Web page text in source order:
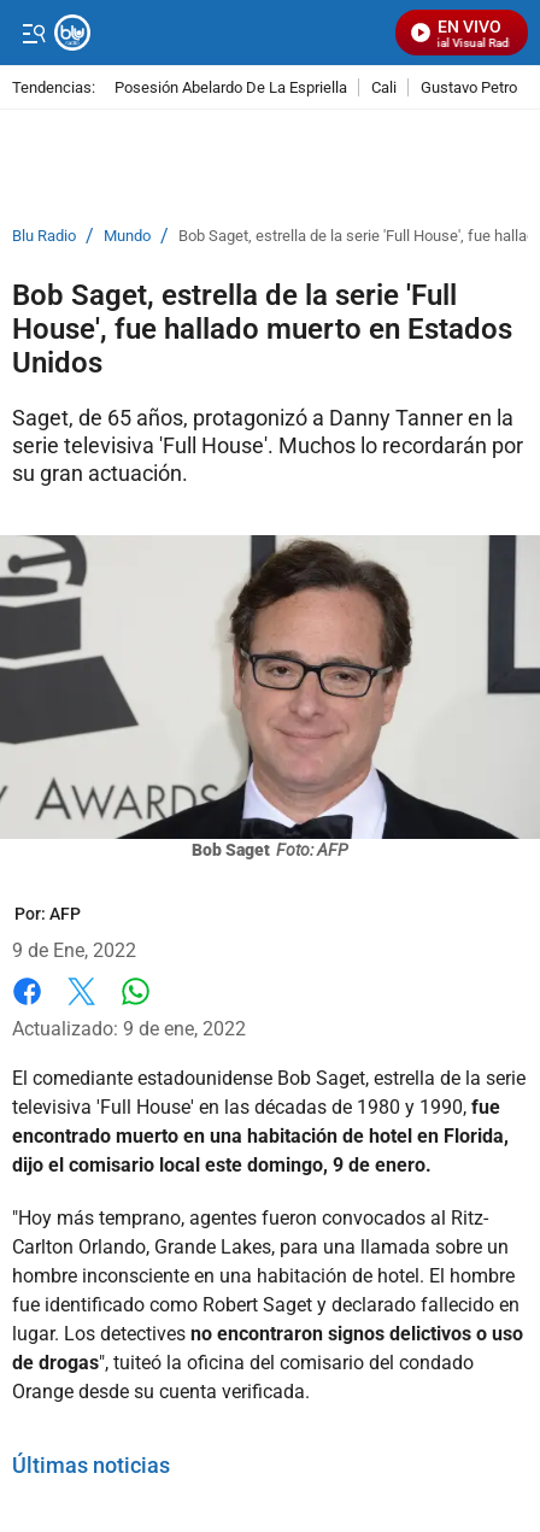
EN VIVO
Señal Visual Radio
Tendencias: Posesión Abelardo De La Espriella Cali Gustavo Petro
Blu Radio / Mundo / Bob Saget, estrella de la serie 'Full House', fue
Bob Saget, estrella de la serie 'Full
House', fue hallado muerto en Estados
Unidos
Saget, de 65 años, protagonizó a Danny Tanner en la
serie televisiva 'Full House'. Muchos lo recordarán por
su gran actuación.
Bob Saget Foto: AFP
Por: AFP
9 de Ene, 2022
Facebook
X
Actualizado: 9 de ene, 2022
El comediante estadounidense Bob Saget, estrella de la serie
televisiva 'Full House' en las décadas de 1980 y 1990, fue
encontrado muerto en una habitación de hotel en Florida,
dijo el comisario local este domingo, 9 de enero.
"Hoy más temprano, agentes fueron convocados al Ritz-
Carlton Orlando, Grande Lakes, para una llamada sobre un
hombre inconsciente en una habitación de hotel. El hombre
fue identificado como Robert Saget y declarado fallecido en
lugar. Los detectives no encontraron signos delictivos o uso
de drogas", tuiteó la oficina del comisario del condado
Orange desde su cuenta verificada.
Últimas noticias